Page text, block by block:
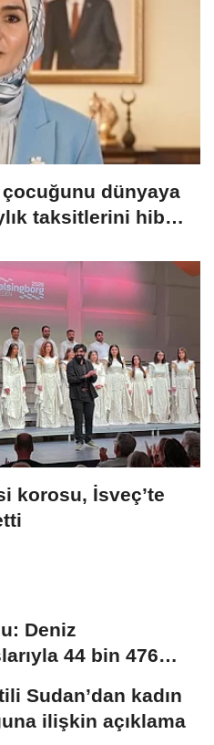
dünyaya
taksitlerini hibe
korosu, İsveç’te
Deniz
44 bin 476
Sudan’dan kadın
ilişkin açıklama